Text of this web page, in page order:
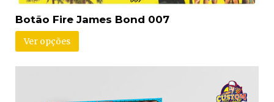
Botão Fire James Bond 007
Ver opções